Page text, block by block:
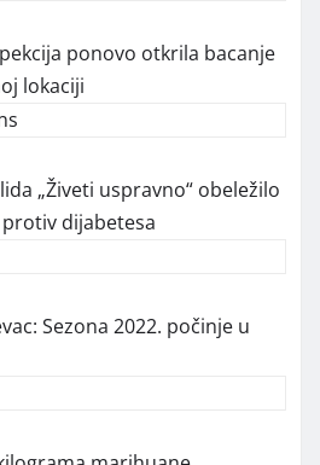
ponovo otkrila bacanje
lokaciji
„Živeti uspravno“ obeležilo
dijabetesa
Sezona 2022. počinje u